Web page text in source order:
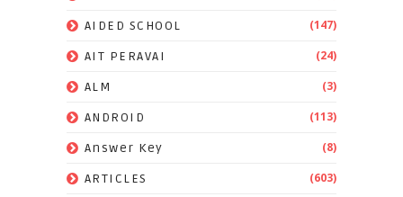
AIDED SCHOOL (147)
AIT PERAVAI (24)
ALM (3)
ANDROID (113)
Answer Key (8)
ARTICLES (603)